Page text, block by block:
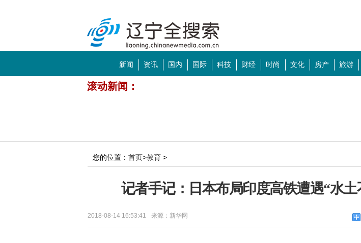
新闻 资讯 国内 国际 科技 财经 时尚 文化 房产 旅游
滚动新闻：
齐鲁大地将形成10条风貌带
黄渤《一出好戏》：这是一出好戏，还是一碗好鸡汤
中国酒曲研究院落户仰韶，为何说具有里程碑意义？
坚持用户至上，拥抱新能源时代红旗品牌数字化转型看点十足
您的位置： 首页>教育 >
记者手记：日本布局印度高铁遭遇“水土
2018-08-14 16:53:41 来源：新华网